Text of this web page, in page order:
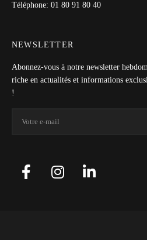
Téléphone: 01 80 91 80 40
NEWSLETTER
Abonnez-vous à notre newsletter
riche en actualités et informations
!